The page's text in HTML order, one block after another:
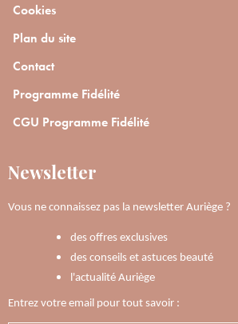
Cookies
Plan du site
Contact
Programme Fidélité
CGU Programme Fidélité
Newsletter
Vous ne connaissez pas la newsletter Auriège ?
des offres exclusives
des conseils et astuces beauté
l'actualité Auriège
Entrez votre email pour tout savoir :